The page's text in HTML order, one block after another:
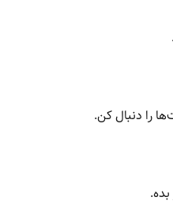
را دنبال کن.